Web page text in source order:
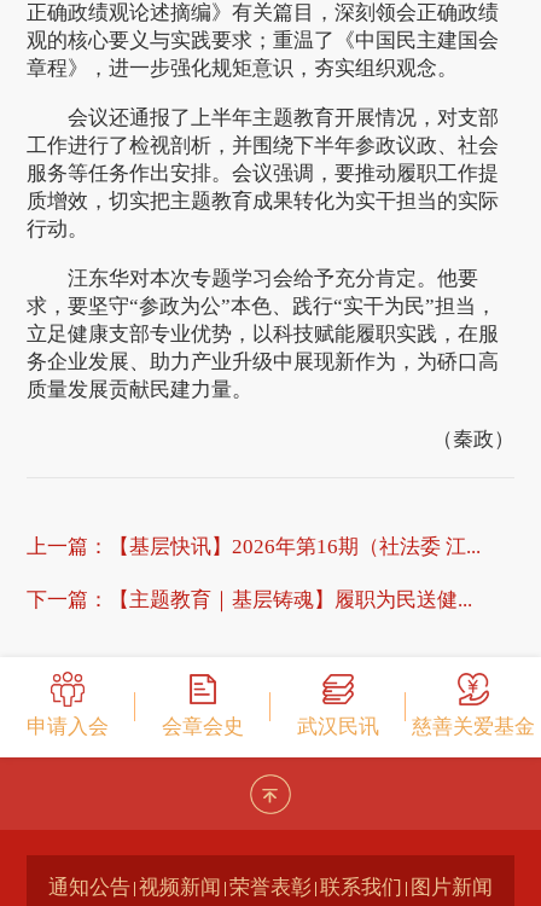
正确政绩观论述摘编》有关篇目，深刻领会正确政绩
观的核心要义与实践要求；重温了《中国民主建国会
章程》，进一步强化规矩意识，夯实组织观念。
会议还通报了上半年主题教育开展情况，对支部
工作进行了检视剖析，并围绕下半年参政议政、社会
服务等任务作出安排。会议强调，要推动履职工作提
质增效，切实把主题教育成果转化为实干担当的实际
行动。
汪东华对本次专题学习会给予充分肯定。他要
求，要坚守“参政为公”本色、践行“实干为民”担当，
立足健康支部专业优势，以科技赋能履职实践，在服
务企业发展、助力产业升级中展现新作为，为硚口高
质量发展贡献民建力量。
（秦政）
上一篇： 【基层快讯】2026年第16期（社法委 江...
下一篇： 【主题教育｜基层铸魂】履职为民送健...
申请入会 会章会史 武汉民讯 慈善关爱基金
通知公告 视频新闻 荣誉表彰 联系我们 图片新闻